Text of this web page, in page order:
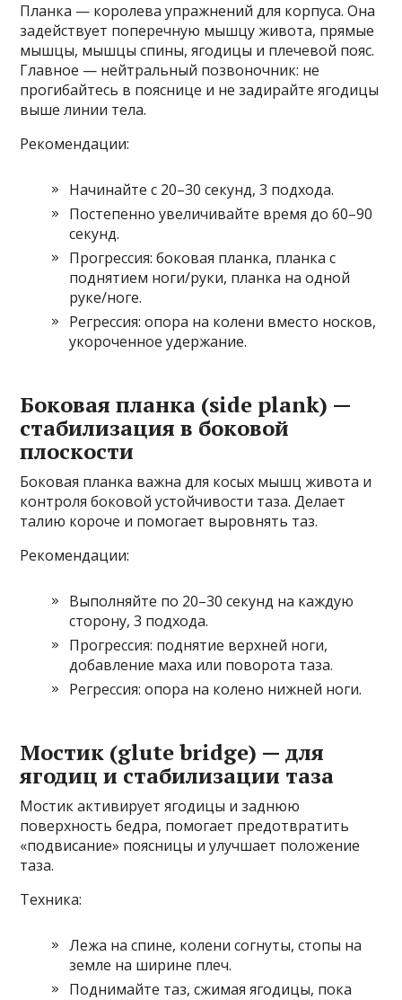
Планка — королева упражнений для корпуса. Она
задействует поперечную мышцу живота, прямые
мышцы, мышцы спины, ягодицы и плечевой пояс.
Главное — нейтральный позвоночник: не
прогибайтесь в пояснице и не задирайте ягодицы
выше линии тела.
Рекомендации:
Начинайте с 20–30 секунд, 3 подхода.
Постепенно увеличивайте время до 60–90
секунд.
Прогрессия: боковая планка, планка с
поднятием ноги/руки, планка на одной
руке/ноге.
Регрессия: опора на колени вместо носков,
укороченное удержание.
Боковая планка (side plank) —
стабилизация в боковой
плоскости
Боковая планка важна для косых мышц живота и
контроля боковой устойчивости таза. Делает
талию короче и помогает выровнять таз.
Рекомендации:
Выполняйте по 20–30 секунд на каждую
сторону, 3 подхода.
Прогрессия: поднятие верхней ноги,
добавление маха или поворота таза.
Регрессия: опора на колено нижней ноги.
Мостик (glute bridge) — для
ягодиц и стабилизации таза
Мостик активирует ягодицы и заднюю
поверхность бедра, помогает предотвратить
«подвисание» поясницы и улучшает положение
таза.
Техника:
Лежа на спине, колени согнуты, стопы на
земле на ширине плеч.
Поднимайте таз, сжимая ягодицы, пока